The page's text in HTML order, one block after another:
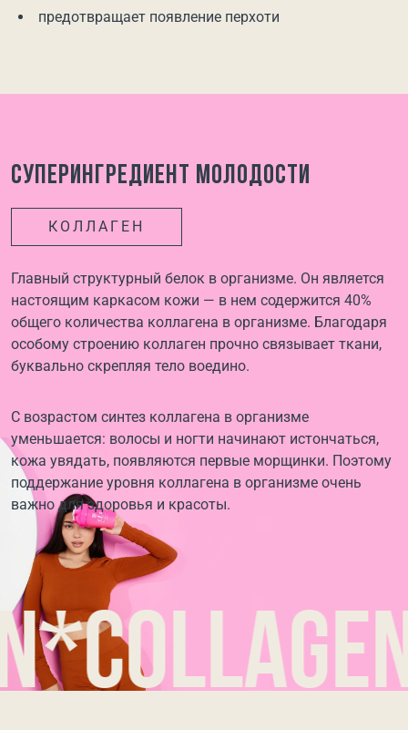
предотвращает появление перхоти
Суперингредиент молодости
КОЛЛАГЕН
Главный структурный белок в организме. Он является
настоящим каркасом кожи — в нем содержится 40%
общего количества коллагена в организме. Благодаря
особому строению коллаген прочно связывает ткани,
буквально скрепляя тело воедино.
С возрастом синтез коллагена в организме
уменьшается: волосы и ногти начинают истончаться,
кожа увядать, появляются первые морщинки. Поэтому
поддержание уровня коллагена в организме очень
важно для здоровья и красоты.